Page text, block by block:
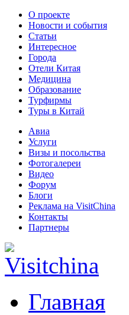
О проекте
Новости и события
Статьи
Интересное
Города
Отели Китая
Медицина
Образование
Турфирмы
Туры в Китай
Авиа
Услуги
Визы и посольства
Фотогалереи
Видео
Форум
Блоги
Реклама на VisitChina
Контакты
Партнеры
Главная